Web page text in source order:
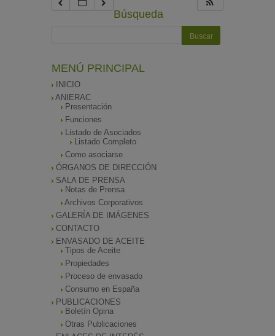
Búsqueda
MENÚ PRINCIPAL
INICIO
ANIERAC
Presentación
Funciones
Listado de Asociados
Listado Completo
Como asociarse
ÓRGANOS DE DIRECCIÓN
SALA DE PRENSA
Notas de Prensa
Archivos Corporativos
GALERÍA DE IMÁGENES
CONTACTO
ENVASADO DE ACEITE
Tipos de Aceite
Propiedades
Proceso de envasado
Consumo en España
PUBLICACIONES
Boletín Opina
Otras Publicaciones